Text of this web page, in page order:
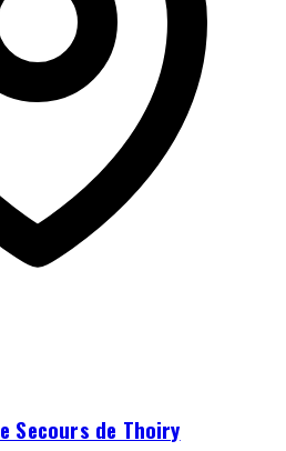
Secours de Thoiry